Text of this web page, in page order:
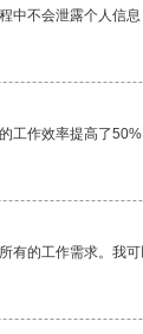
中不会泄露个人信息
工作效率提高了
有的工作需求。我